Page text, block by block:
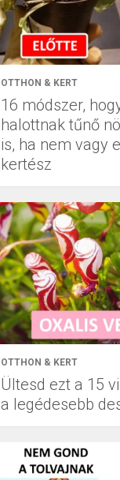
OTTHON & KERT
16 módszer,
halottnak tűnő
is, ha nem vagy
kertész
OTTHON & KERT
Ültesd ezt a 15
a legédesebb